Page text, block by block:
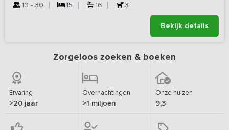
10 - 30 15 16 3
Bekijk details
Zorgeloos zoeken & boeken
Ervaring
>20 jaar
Overnachtingen
>1 miljoen
Onze huizen
9,3